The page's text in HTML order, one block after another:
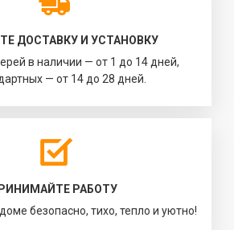
ДОСТАВКУ И УСТАНОВКУ
в наличии — от 1 до 14 дней,
— от 14 до 28 дней.
РАБОТУ
безопасно, тихо, тепло и уютно!